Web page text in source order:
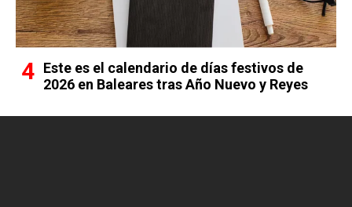
Este es el calendario de días festivos de
2026 en Baleares tras Año Nuevo y Reyes